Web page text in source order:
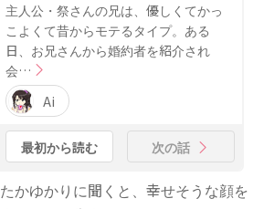
主人公・祭さんの兄は、優しくてかっ
こよくて昔からモテるタイプ。ある
日、お兄さんから婚約者を紹介され
会…
Ai
最初から読む 次の話
かゆかりに聞くと、幸せそうな顔を